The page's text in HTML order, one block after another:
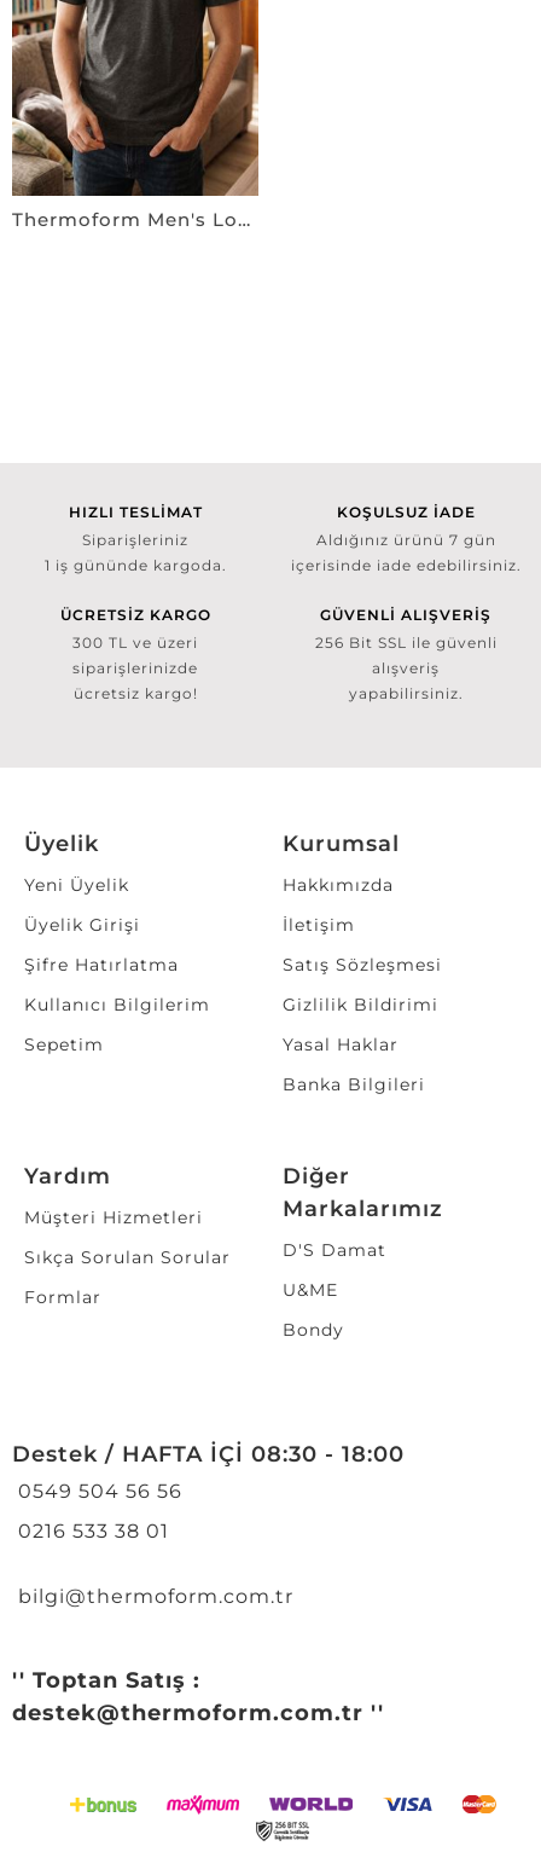
Thermoform Men's Lounge Wear - Likralı Pamuklu T-shirt ANTRASiT
HIZLI TESLİMAT
Siparişleriniz
1 iş gününde kargoda.
KOŞULSUZ İADE
Aldığınız ürünü 7 gün
içerisinde iade edebilirsiniz.
ÜCRETSİZ KARGO
300 TL ve üzeri
siparişlerinizde
ücretsiz kargo!
GÜVENLİ ALIŞVERİŞ
256 Bit SSL ile güvenli
alışveriş
yapabilirsiniz.
Üyelik
Yeni Üyelik
Üyelik Girişi
Şifre Hatırlatma
Kullanıcı Bilgilerim
Sepetim
Kurumsal
Hakkımızda
İletişim
Satış Sözleşmesi
Gizlilik Bildirimi
Yasal Haklar
Banka Bilgileri
Yardım
Müşteri Hizmetleri
Sıkça Sorulan Sorular
Formlar
Diğer
Markalarımız
D'S Damat
U&ME
Bondy
Destek / HAFTA İÇİ 08:30 - 18:00
0549 504 56 56
0216 533 38 01
bilgi@thermoform.com.tr
'' Toptan Satış :
destek@thermoform.com.tr ''